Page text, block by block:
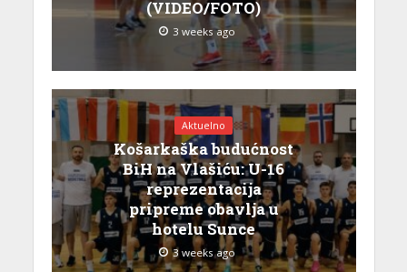
(VIDEO/FOTO)
3 weeks ago
Aktuelno
Košarkaška budućnost
BiH na Vlašiću: U-16
reprezentacija
pripreme obavlja u
hotelu Sunce
3 weeks ago